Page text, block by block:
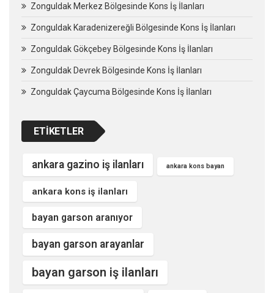
Zonguldak Merkez Bölgesinde Kons İş İlanları
Zonguldak Karadenizereğli Bölgesinde Kons İş İlanları
Zonguldak Gökçebey Bölgesinde Kons İş İlanları
Zonguldak Devrek Bölgesinde Kons İş İlanları
Zonguldak Çaycuma Bölgesinde Kons İş İlanları
ETIKETLER
ankara gazino iş ilanları ankara kons bayan
ankara kons iş ilanları
bayan garson aranıyor
bayan garson arayanlar
bayan garson iş ilanları